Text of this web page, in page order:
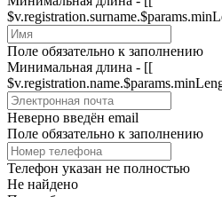
Поле обязательно к заполнению
Минимальная длина - [[
Неверно введён email
Поле обязательно к заполнению
Телефон указан не полностью
Не найдено